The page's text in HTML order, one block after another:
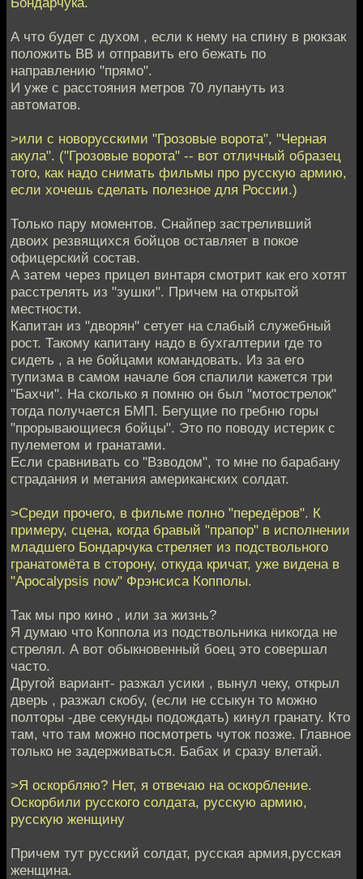
А что будет с духом , если к нему на спину в рюкзак
положить ВВ и отправить его бежать по
направлению "прямо".
И уже с расстояния метров 70 лупануть из
автоматов.
>или с новорусскими "Грозовые ворота", "Черная
акула". ("Грозовые ворота" -- вот отличный образец
того, как надо снимать фильмы про русскую армию,
если хочешь сделать полезное для России.)
Только пару моментов. Снайпер застреливший
двоих резвящихся бойцов оставляет в покое
офицерский состав.
А затем через прицел винтаря смотрит как его хотят
расстрелять из "зушки". Причем на открытой
местности.
Капитан из "дворян" сетует на слабый служебный
рост. Такому капитану надо в бухгалтерии где то
сидеть , а не бойцами командовать. Из за его
тупизма в самом начале боя спалили кажется три
"Бахчи". На сколько я помню он был "мотострелок"
тогда получается БМП. Бегущие по гребню горы
"прорывающиеся бойцы". Это по поводу истерик с
пулеметом и гранатами.
Если сравнивать со "Взводом", то мне по барабану
страдания и метания американских солдат.
>Среди прочего, в фильме полно "передёров". К
примеру, сцена, когда бравый "прапор" в исполнении
младшего Бондарчука стреляет из подствольного
гранатомёта в сторону, откуда кричат, уже видена в
"Apocalypsis now" Фрэнсиса Копполы.
Так мы про кино , или за жизнь?
Я думаю что Коппола из подствольника никогда не
стрелял. А вот обыкновенный боец это совершал
часто.
Другой вариант- разжал усики , вынул чеку, открыл
дверь , разжал скобу, (если не ссыкун то можно
полторы -две секунды подождать) кинул гранату. Кто
там, что там можно посмотреть чуток позже. Главное
только не задерживаться. Бабах и сразу влетай.
>Я оскорбляю? Нет, я отвечаю на оскорбление.
Оскорбили русского солдата, русскую армию,
русскую женщину
Причем тут русский солдат, русская армия,русская
женщина.